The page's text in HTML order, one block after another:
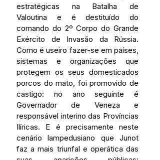
estratégicas na Batalha de
Valoutina e é destituído do
comando do 2º Corpo do Grande
Exército de Invasão da Rússia.
Como é useiro fazer-se em países,
sistemas e organizações que
protegem os seus domesticados
porcos do mato, foi promovido de
castigo: no ano seguinte é
Governador de Veneza e
responsável interino das Províncias
Ilíricas. E é precisamente neste
cenário lampedusiano que Junot
faz a mais triunfal e operática das